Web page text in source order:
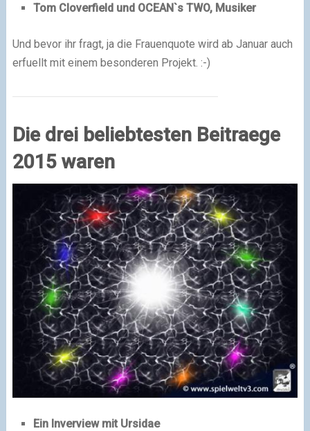
Tom Cloverfield und OCEAN`s TWO, Musiker
Und bevor ihr fragt, ja die Frauenquote wird ab Januar auch
erfuellt mit einem besonderen Projekt. :-)
Die drei beliebtesten Beitraege
2015 waren
Ein Inverview mit Ursidae